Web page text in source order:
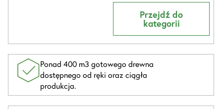
Przejdź do
kategorii
Ponad 400 m3 gotowego drewna
dostępnego od ręki oraz ciągła
produkcja.